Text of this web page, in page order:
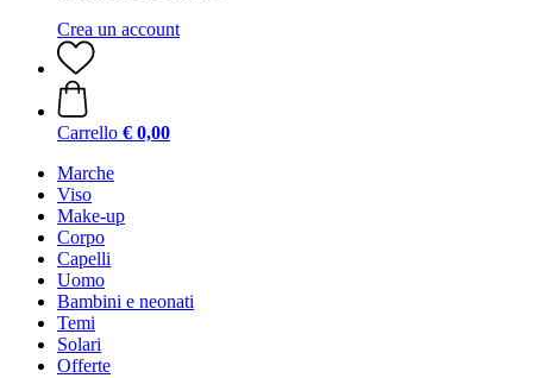
Crea un account
Carrello € 0,00
Marche
Viso
Make-up
Corpo
Capelli
Uomo
Bambini e neonati
Temi
Solari
Offerte